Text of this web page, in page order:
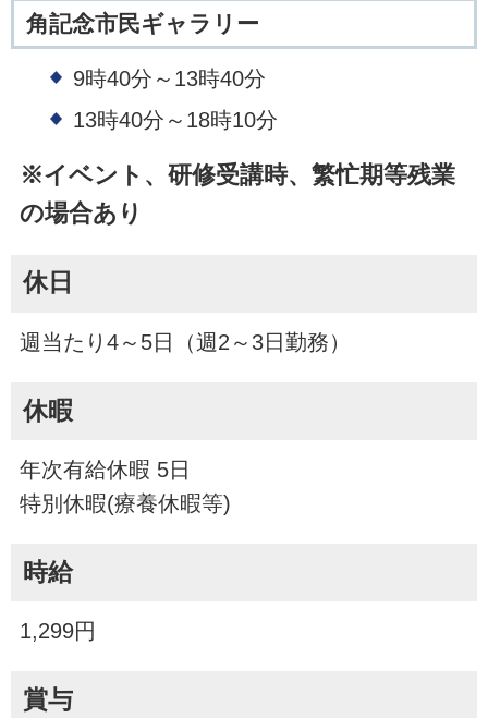
角記念市民ギャラリー
9時40分～13時40分
13時40分～18時10分
※イベント、研修受講時、繁忙期等残業
の場合あり
休日
週当たり4～5日（週2～3日勤務）
休暇
年次有給休暇 5日
特別休暇(療養休暇等)
時給
1,299円
賞与